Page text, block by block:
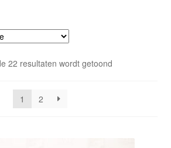
22 resultaten wordt getoondGesorteerd
1
2